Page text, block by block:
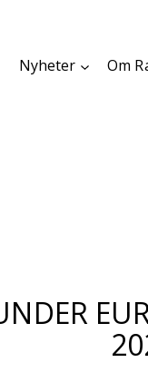
Nyheter Om